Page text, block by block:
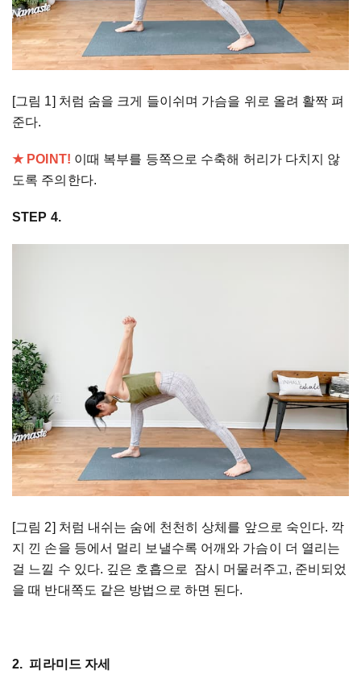
[그림 1] 처럼 숨을 크게 들이쉬며 가슴을 위로 올려 활짝 펴
준다.
★ POINT! 이때 복부를 등쪽으로 수축해 허리가 다치지 않
도록 주의한다.
STEP 4.
[그림 2] 처럼 내쉬는 숨에 천천히 상체를 앞으로 숙인다. 깍
지 낀 손을 등에서 멀리 보낼수록 어깨와 가슴이 더 열리는
걸 느낄 수 있다. 깊은 호흡으로 잠시 머물러주고, 준비되었
을 때 반대쪽도 같은 방법으로 하면 된다.
2. 피라미드 자세